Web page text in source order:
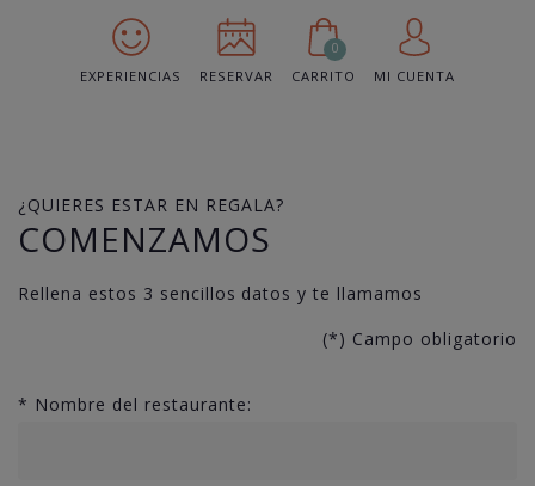
EXPERIENCIAS RESERVAR
0
CARRITO
MI CUENTA
¿QUIERES ESTAR EN REGALA?
COMENZAMOS
Rellena estos 3 sencillos datos y te llamamos
(*) Campo obligatorio
* Nombre del restaurante: